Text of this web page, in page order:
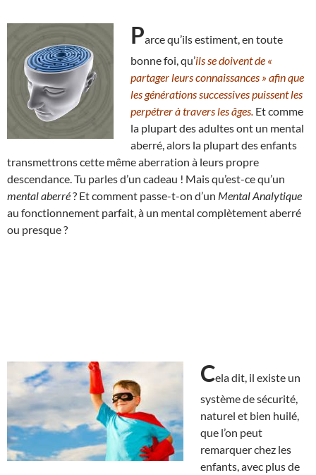
Parce qu’ils estiment, en toute
bonne foi, qu’ils se doivent de «
partager leurs connaissances » afin que
les générations successives puissent les
perpétrer à travers les âges. Et comme
la plupart des adultes ont un mental
aberré, alors la plupart des enfants
transmettrons cette même aberration à leurs propre
descendance. Tu parles d’un cadeau ! Mais qu’est-ce qu’un
mental aberré? Et comment passe-t-on d’un Mental Analytique
au fonctionnement parfait, à un mental complètement aberré
ou presque ?
Cela dit, il existe un
système de sécurité,
naturel et bien huilé,
que l’on peut
remarquer chez les
enfants, avec plus de